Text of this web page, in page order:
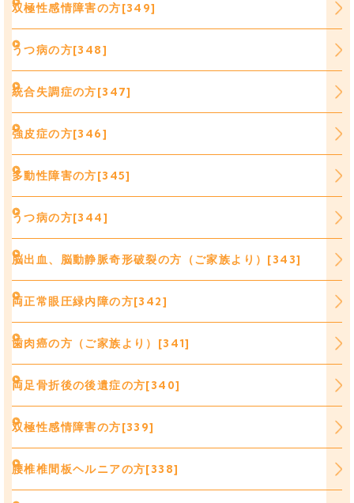
双極性感情障害の方[349]
うつ病の方[348]
統合失調症の方[347]
強皮症の方[346]
多動性障害の方[345]
うつ病の方[344]
脳出血、脳動静脈奇形破裂の方（ご家族より）[343]
両正常眼圧緑内障の方[342]
歯肉癌の方（ご家族より）[341]
両足骨折後の後遺症の方[340]
双極性感情障害の方[339]
腰椎椎間板ヘルニアの方[338]